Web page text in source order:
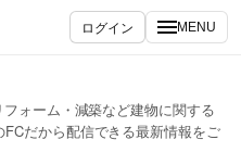
ログイン MENU
ォーム・減築など建物に関する
だから配信できる最新情報をご